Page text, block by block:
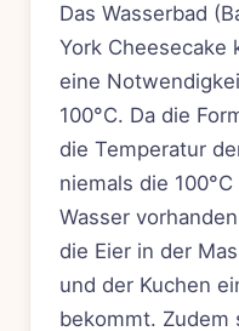
Das Wasserbad
York Cheesecake
eine
100°C. Da die
die Temperatur
niemals die
Wasser
die Eier in der
und der Kuchen
bekommt. Zudem